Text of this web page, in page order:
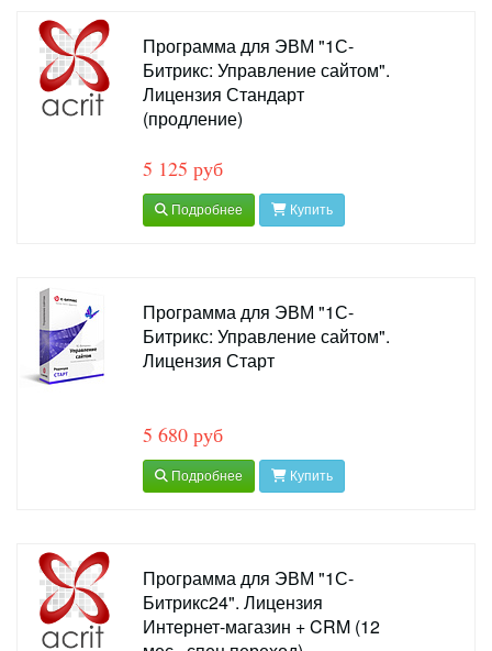
Программа для ЭВМ "1С-
Битрикс: Управление сайтом".
Лицензия Стандарт
(продление)
5 125 руб
Подробнее Купить
Программа для ЭВМ "1С-
Битрикс: Управление сайтом".
Лицензия Старт
5 680 руб
Подробнее Купить
Программа для ЭВМ "1С-
Битрикс24". Лицензия
Интернет-магазин + CRM (12